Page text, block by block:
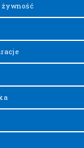
żywność